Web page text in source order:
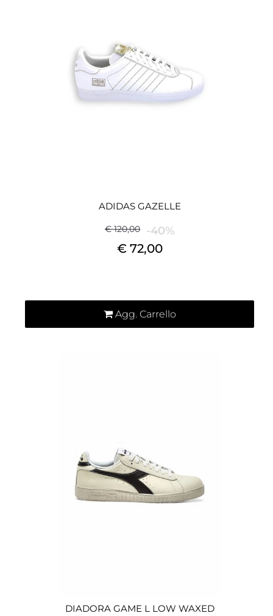
ADIDAS GAZELLE
€ 120,00 -40%
€ 72,00
Agg. Carrello
DIADORA GAME L LOW WAXED